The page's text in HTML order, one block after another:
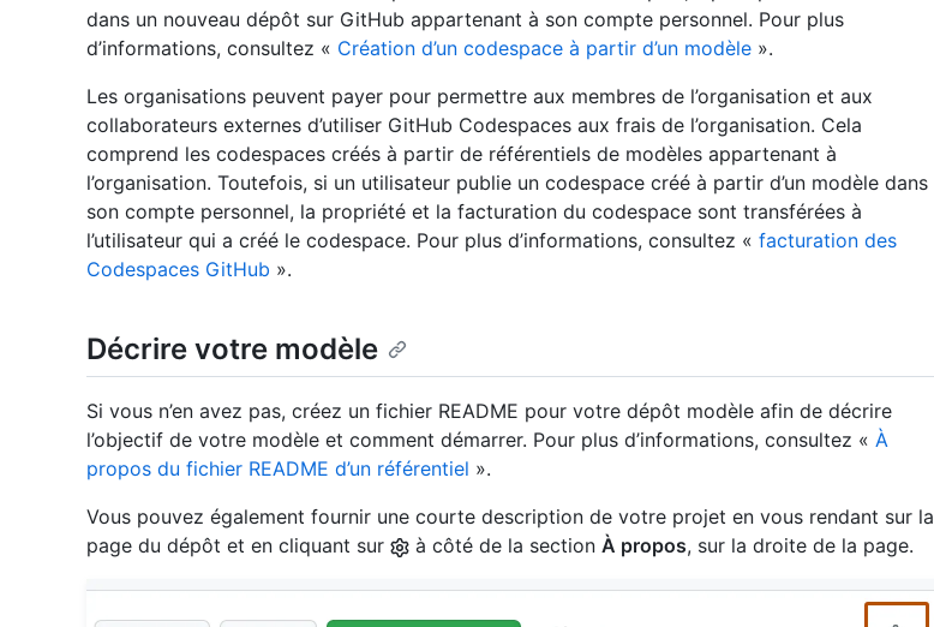
dans un nouveau dépôt sur GitHub appartenant à son compte personnel. Pour plus
d’informations, consultez « Création d’un codespace à partir d’un modèle ».
Les organisations peuvent payer pour permettre aux membres de l’organisation et aux
collaborateurs externes d’utiliser GitHub Codespaces aux frais de l’organisation. Cela
comprend les codespaces créés à partir de référentiels de modèles appartenant à
l’organisation. Toutefois, si un utilisateur publie un codespace créé à partir d’un modèle dans
son compte personnel, la propriété et la facturation du codespace sont transférées à
l’utilisateur qui a créé le codespace. Pour plus d’informations, consultez « facturation des
Codespaces GitHub ».
Décrire votre modèle
Si vous n’en avez pas, créez un fichier README pour votre dépôt modèle afin de décrire
l’objectif de votre modèle et comment démarrer. Pour plus d’informations, consultez « À
propos du fichier README d’un référentiel ».
Vous pouvez également fournir une courte description de votre projet en vous rendant sur la
page du dépôt et en cliquant sur
à côté de la section À propos, sur la droite de la page.